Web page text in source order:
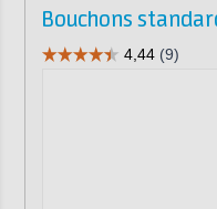
Bouchons